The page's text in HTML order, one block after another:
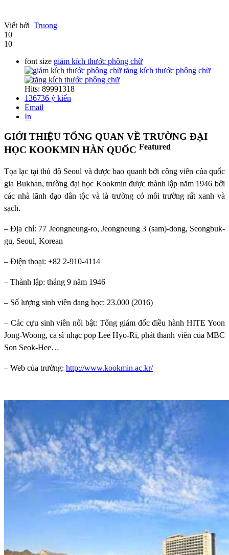
Viết bởi Truong
10
10
font size giảm kích thước phông chữ
tăng kích thước phông chữ
Hits: 89991318
136736 ý kiến
Email
In
GIỚI THIỆU TỔNG QUAN VỀ TRƯỜNG ĐẠI
HỌC KOOKMIN HÀN QUỐC Featured
Tọa lạc tại thủ đô Seoul và được bao quanh bởi công viên của quốc
gia Bukhan, trường đại học Kookmin được thành lập năm 1946 bởi
các nhà lãnh đạo dân tộc và là trường có môi trường rất xanh và
sạch.
– Địa chỉ: 77 Jeongneung-ro, Jeongneung 3 (sam)-dong, Seongbuk-
gu, Seoul, Korean
– Điện thoại: +82 2-910-4114
– Thành lập: tháng 9 năm 1946
– Số lượng sinh viên đang học: 23.000 (2016)
– Các cựu sinh viên nổi bật: Tổng giám đốc điều hành HITE Yoon
Jong-Woong, ca sĩ nhạc pop Lee Hyo-Ri, phát thanh viên của MBC
Son Seok-Hee…
– Web của trường: http://www.kookmin.ac.kr/